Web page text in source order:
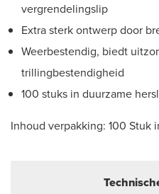
vergrendelingslip
Extra sterk ontwerp door
Weerbestendig, biedt
trillingbestendigheid
100 stuks in duurzame
Inhoud verpakking: 100 Stuk